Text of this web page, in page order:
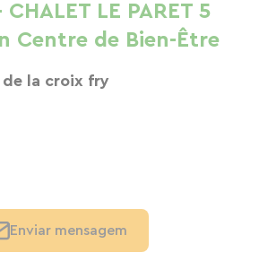
CHALET LE PARET 5
Centre de Bien-Être
la croix fry
Enviar mensagem